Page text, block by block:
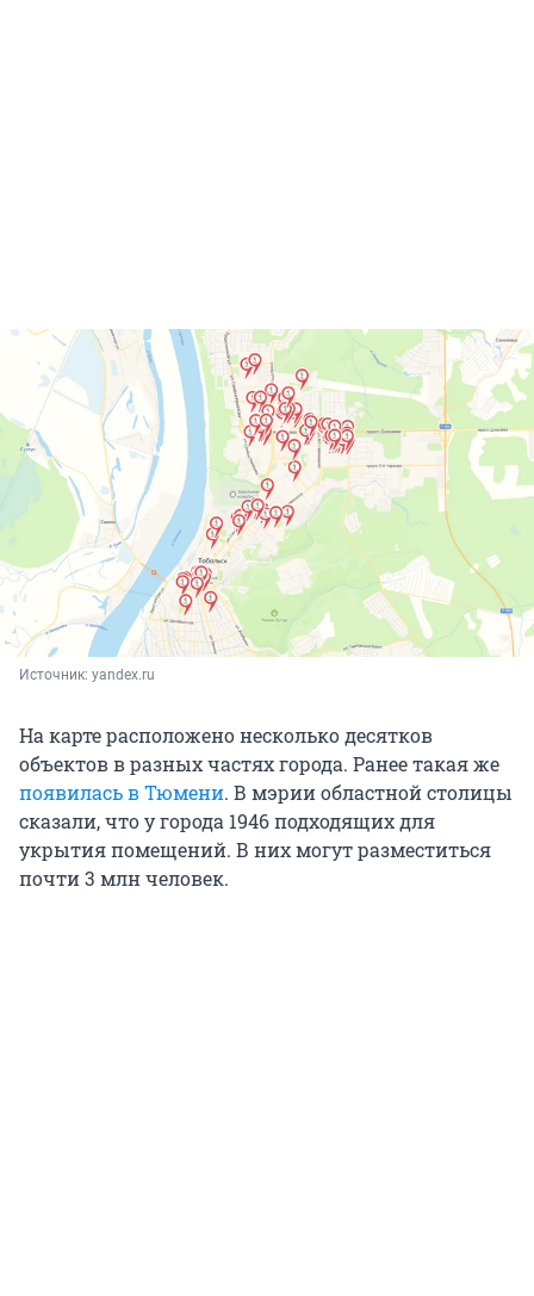
Источник: yandex.ru
На карте расположено несколько десятков
объектов в разных частях города. Ранее такая же
появилась в Тюмени. В мэрии областной столицы
сказали, что у города 1946 подходящих для
укрытия помещений. В них могут разместиться
почти 3 млн человек.